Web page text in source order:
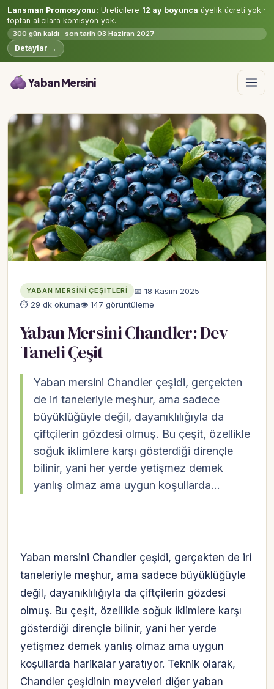
Lansman Promosyonu: Üreticilere 12 ay boyunca üyelik ücreti yok ·
toptan alıcılara komisyon yok.
300 gün kaldı · son tarih 03 Haziran 2027
Detaylar →
Yaban Mersini
YABAN MERSINI ÇEŞITLERI
📅 18 Kasım 2025
⏱ 29 dk okuma👁 147 görüntüleme
Yaban Mersini Chandler: Dev
Taneli Çeşit
Yaban mersini Chandler çeşidi, gerçekten
de iri taneleriyle meşhur, ama sadece
büyüklüğüyle değil, dayanıklılığıyla da
çiftçilerin gözdesi olmuş. Bu çeşit, özellikle
soğuk iklimlere karşı gösterdiği dirençle
bilinir, yani her yerde yetişmez demek
yanlış olmaz ama uygun koşullarda…
Yaban mersini Chandler çeşidi, gerçekten de iri
taneleriyle meşhur, ama sadece büyüklüğüyle
değil, dayanıklılığıyla da çiftçilerin gözdesi
olmuş. Bu çeşit, özellikle soğuk iklimlere karşı
gösterdiği dirençle bilinir, yani her yerde
yetişmez demek yanlış olmaz ama uygun
koşullarda harikalar yaratıyor. Teknik olarak,
Chandler çeşidinin meyveleri diğer yaban